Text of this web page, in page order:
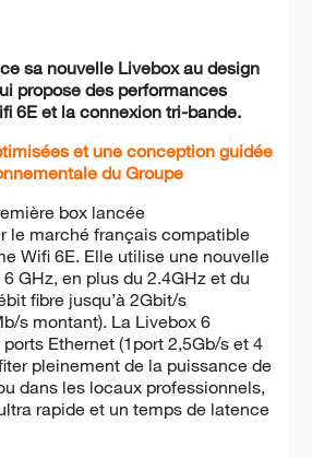
sa nouvelle Livebox au design
propose des performances
6E et la connexion tri-bande.
et une conception guidée
du Groupe
box lancée
le marché français compatible
Wifi 6E. Elle utilise une nouvelle
GHz, en plus du 2.4GHz et du
fibre jusqu’à 2Gbit/s
s montant). La Livebox 6
Ethernet (1port 2,5Gb/s et 4
pleinement de la puissance de
dans les locaux professionnels,
rapide et un temps de latence